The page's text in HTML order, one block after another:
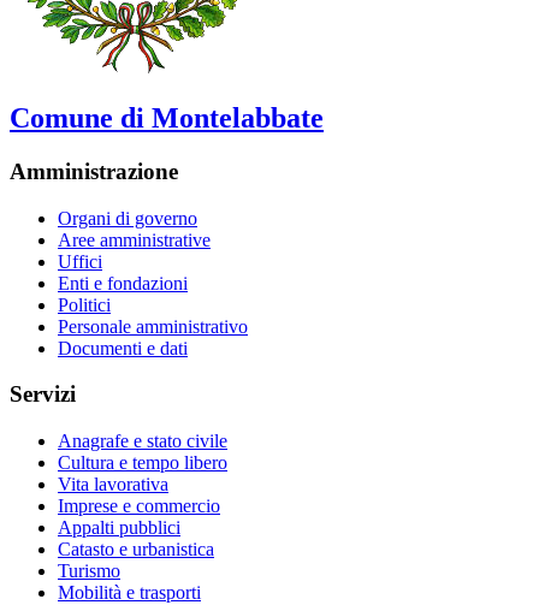
Comune di Montelabbate
Amministrazione
Organi di governo
Aree amministrative
Uffici
Enti e fondazioni
Politici
Personale amministrativo
Documenti e dati
Servizi
Anagrafe e stato civile
Cultura e tempo libero
Vita lavorativa
Imprese e commercio
Appalti pubblici
Catasto e urbanistica
Turismo
Mobilità e trasporti